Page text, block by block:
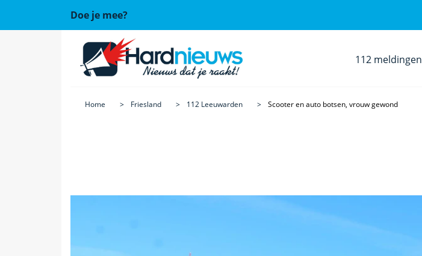
Doe je mee?
112 meldingen
Home Friesland 112 Leeuwarden Scooter en auto botsen, vrouw gewond